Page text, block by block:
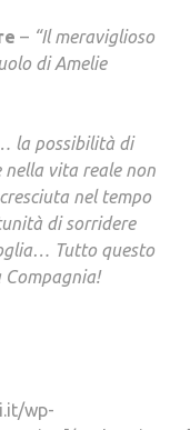
– “Il meraviglioso
di Amelie
la possibilità di
nella vita reale non
nel tempo
di sorridere
Tutto questo
Compagnia!
wp-